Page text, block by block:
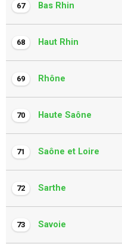
67 Bas Rhin
68 Haut Rhin
69 Rhône
70 Haute Saône
71 Saône et Loire
72 Sarthe
73 Savoie